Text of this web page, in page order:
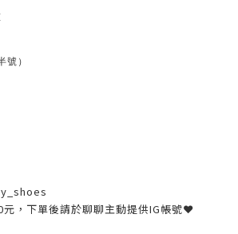
號）
元，下單後請於聊聊主動提供IG帳號❤